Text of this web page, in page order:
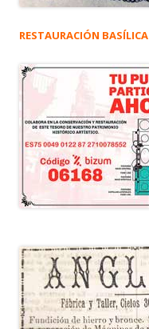
RESTAURACIÓN BASÍLICA